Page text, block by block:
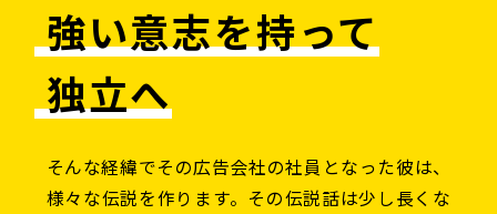
強い意志を持って
独立へ
そんな経緯でその広告会社の社員となった彼は、
様々な伝説を作ります。その伝説話は少し長くな